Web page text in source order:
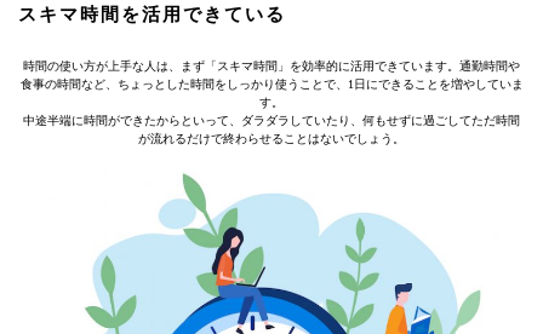
スキマ時間を活用できている
時間の使い方が上手な人は、まず「スキマ時間」を効率的に活用できています。通勤時間や
食事の時間など、ちょっとした時間をしっかり使うことで、1日にできることを増やしていま
す。
中途半端に時間ができたからといって、ダラダラしていたり、何もせずに過ごしてただ時間
が流れるだけで終わらせることはないでしょう。